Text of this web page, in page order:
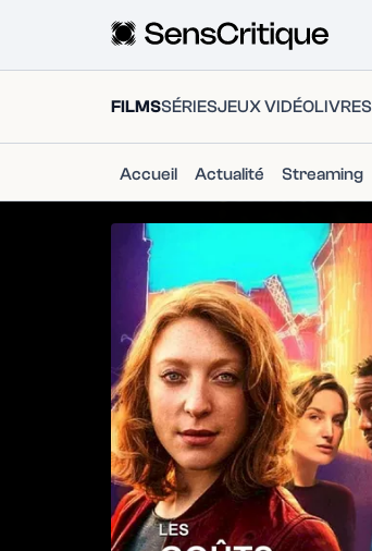
FILMSSÉRIESJEUX VIDÉOLIVRES
Accueil Actualité Streaming